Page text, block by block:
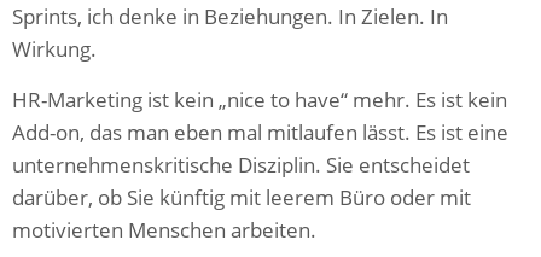
Sprints, ich denke in Beziehungen. In Zielen. In
Wirkung.
HR-Marketing ist kein „nice to have“ mehr. Es ist kein
Add-on, das man eben mal mitlaufen lässt. Es ist eine
unternehmenskritische Disziplin. Sie entscheidet
darüber, ob Sie künftig mit leerem Büro oder mit
motivierten Menschen arbeiten.